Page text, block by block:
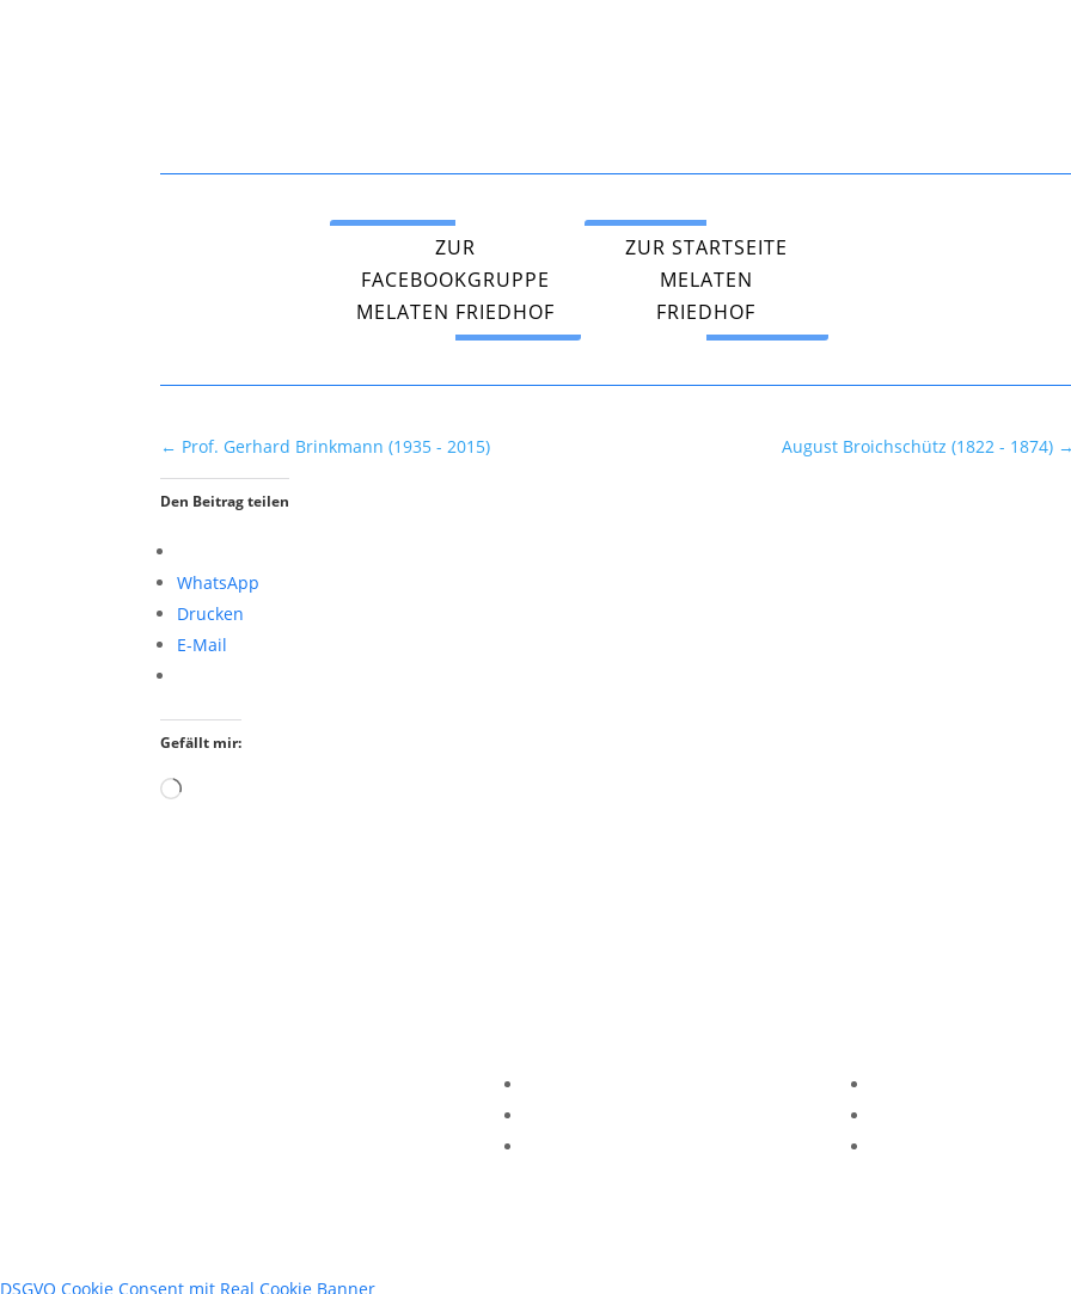
ZUR
FACEBOOKGRUPPE
MELATEN FRIEDHOF
ZUR STARTSEITE
MELATEN
FRIEDHOF
← Prof. Gerhard Brinkmann (1935 - 2015) August Broichschütz (1822 - 1874)
Den Beitrag teilen
WhatsApp
Drucken
E-Mail
Gefällt mir:
Wird
DSGVO Cookie Consent mit Real Cookie Banner